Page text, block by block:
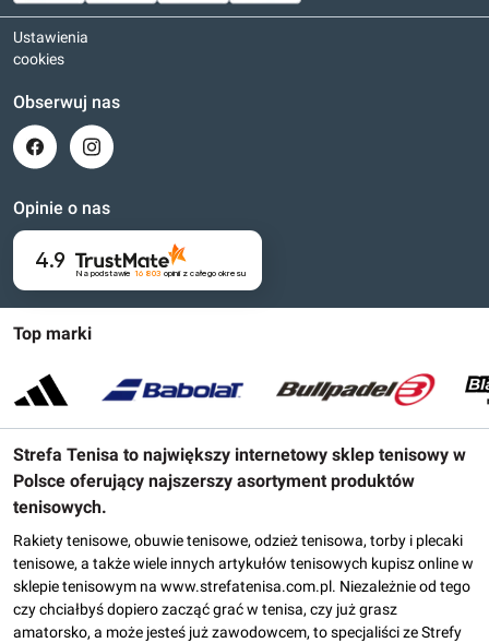
Top marki
Strefa Tenisa to największy internetowy sklep tenisowy w
Polsce oferujący najszerszy asortyment produktów
tenisowych.
Rakiety tenisowe, obuwie tenisowe, odzież tenisowa, torby i plecaki
tenisowe, a także wiele innych artykułów tenisowych kupisz online w
sklepie tenisowym na www.strefatenisa.com.pl. Niezależnie od tego
czy chciałbyś dopiero zacząć grać w tenisa, czy już grasz
amatorsko, a może jesteś już zawodowcem, to specjaliści ze Strefy
Ustawienia
cookies
Obserwuj nas
Opinie o nas
4.9
Na podstawie 16 803 opinii z całego okresu